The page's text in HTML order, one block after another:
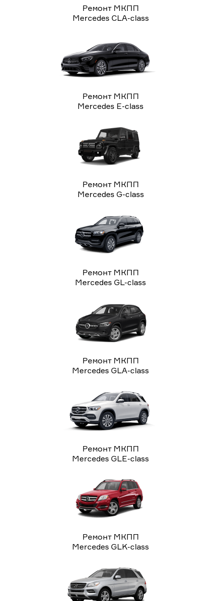
Ремонт МКПП
Mercedes CLA-class
Ремонт МКПП
Mercedes E-class
Ремонт МКПП
Mercedes G-class
Ремонт МКПП
Mercedes GL-class
Ремонт МКПП
Mercedes GLA-class
Ремонт МКПП
Mercedes GLE-class
Ремонт МКПП
Mercedes GLK-class